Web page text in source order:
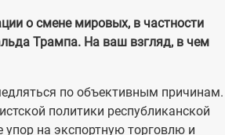
о смене мировых, в частности
Трампа. На ваш взгляд, в чем
по объективным причинам.
политики республиканской
упор на экспортную торговлю и